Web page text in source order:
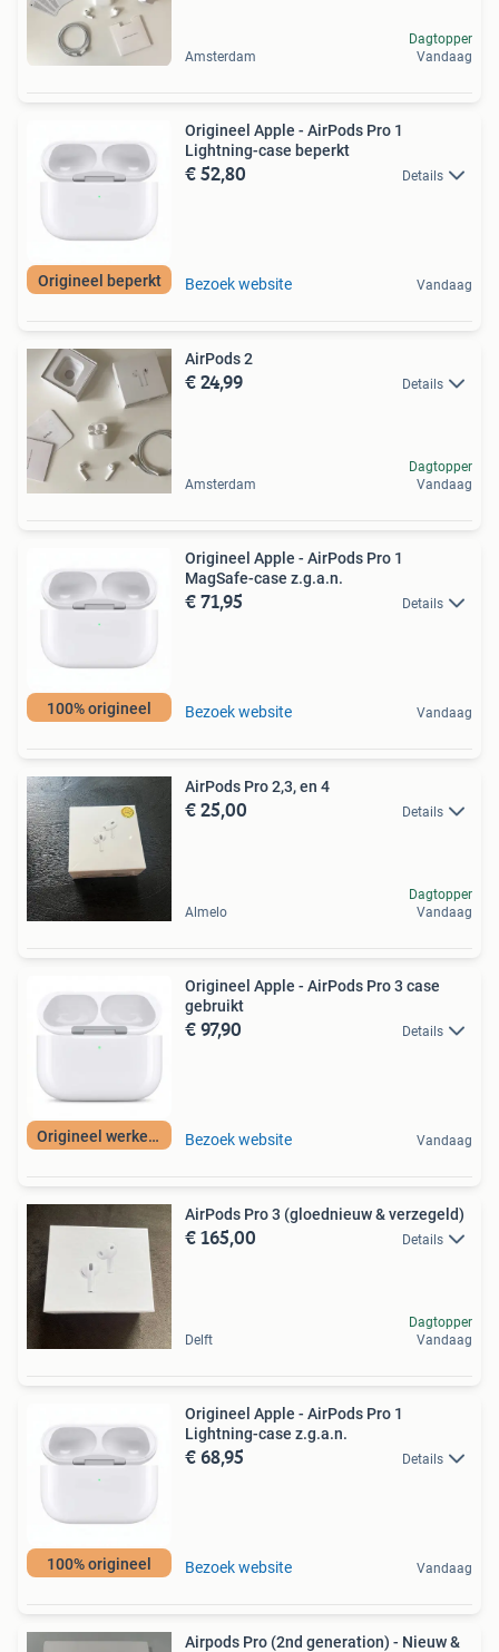
Amsterdam
Dagtopper
Vandaag
Origineel beperkt
Origineel Apple - AirPods Pro 1
Lightning-case beperkt
€ 52,80 Details
Bezoek website Vandaag
AirPods 2
€ 24,99 Details
Amsterdam
Dagtopper
Vandaag
100% origineel
Origineel Apple - AirPods Pro 1
MagSafe-case z.g.a.n.
€ 71,95 Details
Bezoek website Vandaag
AirPods Pro 2,3, en 4
€ 25,00 Details
Almelo
Dagtopper
Vandaag
Origineel werkend
Origineel Apple - AirPods Pro 3 case
gebruikt
€ 97,90 Details
Bezoek website Vandaag
AirPods Pro 3 (gloednieuw & verzegeld)
€ 165,00 Details
Delft
Dagtopper
Vandaag
100% origineel
Origineel Apple - AirPods Pro 1
Lightning-case z.g.a.n.
€ 68,95 Details
Bezoek website Vandaag
Airpods Pro (2nd generation) - Nieuw &